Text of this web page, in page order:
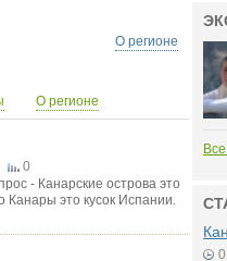
О регионе
О регионе
0
- Канарские острова это
Канары это кусок Испании.